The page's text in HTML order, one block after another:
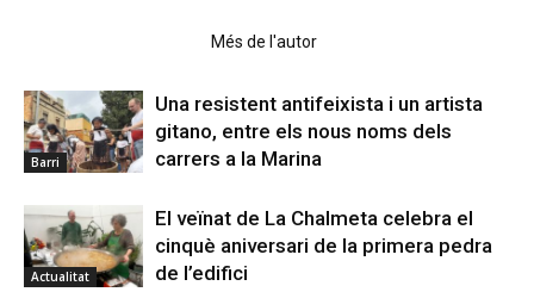
Més de l'autor
Barri
Una resistent antifeixista i un artista
gitano, entre els nous noms dels
carrers a la Marina
Actualitat
El veïnat de La Chalmeta celebra el
cinquè aniversari de la primera pedra
de l’edifici